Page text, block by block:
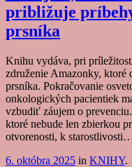
približuje
prsníka
Knihu vydáva, pri
združenie Amazonky, ktoré
prsníka. Pokračovanie
onkologických pacientiek
vzbudiť záujem o
ktoré nebude len zbierkou
otvorenosti, k
6. októbra 2025 in KNIHY.